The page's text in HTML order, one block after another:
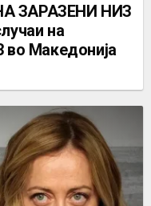
ЗАРАЗЕНИ НИЗ
на
во Македонија